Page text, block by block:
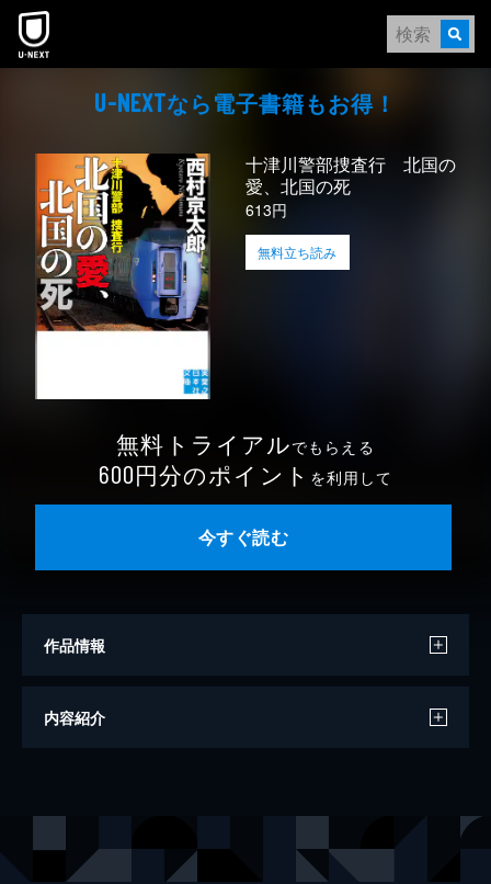
本文へスキップ
U-NEXTなら電⼦書籍もお得！
十津川警部捜査行 北国の
愛、北国の死
613円
無料立ち読み
無料トライアルでもらえる
600円分のポイント を利用して
今すぐ読む
作品情報
著者
内容紹介